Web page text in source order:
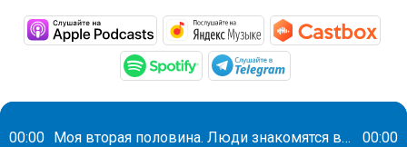
https://podcasts.apple.com/ru/
https://
https://open.spotify.com/
00:00 Моя вторая половина. Люди знакомятся в интернете для самообмана 00:00